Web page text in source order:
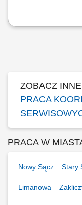
Zarządzanie pracą
ZOBACZ
PRACA
PRACA W
Nowy Sącz Stary
Limanowa